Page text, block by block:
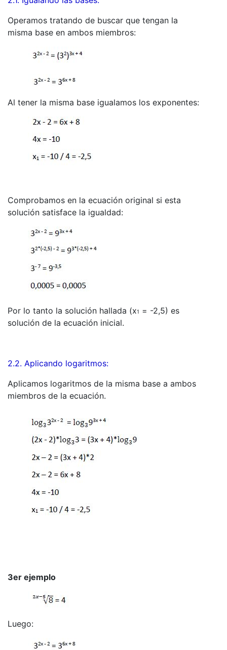
Operamos tratando de buscar que tengan la
misma base en ambos miembros:
Al tener la misma base igualamos los exponentes:
Comprobamos en la ecuación original si esta
solución satisface la igualdad:
Por lo tanto la solución hallada (x1 = -2,5) es
solución de la ecuación inicial.
2.2. Aplicando logaritmos:
Aplicamos logaritmos de la misma base a ambos
miembros de la ecuación.
3er ejemplo
Luego: